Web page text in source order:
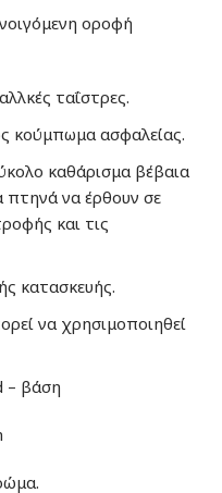
οροφή
ταΐστρες.
κούμπωμα ασφαλείας.
καθάρισμα βέβαια
πτηνά να έρθουν σε
και τις
κατασκευής.
να χρησιμοποιηθεί
– βάση